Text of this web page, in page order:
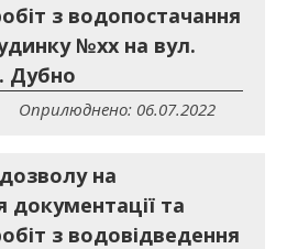
з водопостачання
№хх на вул.
Дубно
Оприлюднено: 06.07.2022
на
документації та
з водовідведення